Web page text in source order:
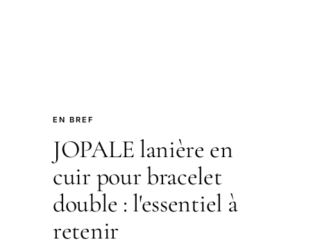
EN BREF
JOPALE lanière en
cuir pour bracelet
double : l'essentiel à
retenir